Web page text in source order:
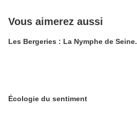
Vous aimerez aussi
Les Bergeries : La Nymphe de Seine.
Écologie du sentiment